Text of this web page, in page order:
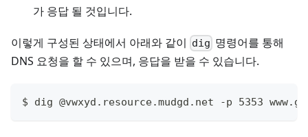
가 응답 될 것입니다.
이렇게 구성된 상태에서 아래와 같이 dig 명령어를 통해
DNS 요청을 할 수 있으며, 응답을 받을 수 있습니다.
$ dig @vwxyd.resource.mudgd.net -p 5353